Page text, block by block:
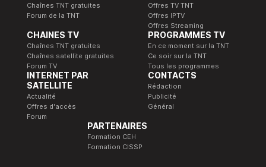
Chaînes TNT gratuites
Forum de la TNT
Offres TV TNT
Offres IPTV
Offres Streaming
CHAINES TV
Chaînes TNT gratuites
Chaînes satellite gratuites
Forum TV
PROGRAMMES TV
En ce moment sur la TNT
Ce soir sur la TNT
Tous les programmes
INTERNET PAR
SATELLITE
Actualité
Offres d'accès
Forum
CONTACTS
Rédaction
Publicité
Général
PARTENAIRES
Formation CEH
Formation CISSP